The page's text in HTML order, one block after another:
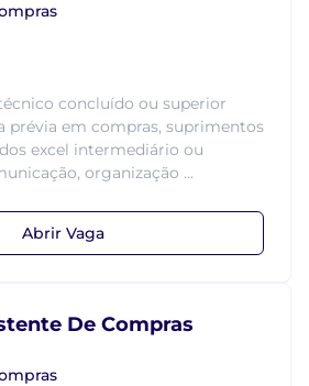
concluído ou superior
prévia em compras, suprimentos
excel intermediário ou
organização ...
Abrir Vaga
De Compras